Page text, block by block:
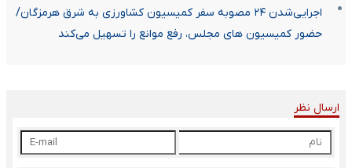
اجرایی‌شدن ۲۴ مصوبه سفر کمیسیون کشاورزی به شرق هرمزگان/
حضور کمیسیون های مجلس، رفع موانع را تسهیل می‌کند
ارسال نظر